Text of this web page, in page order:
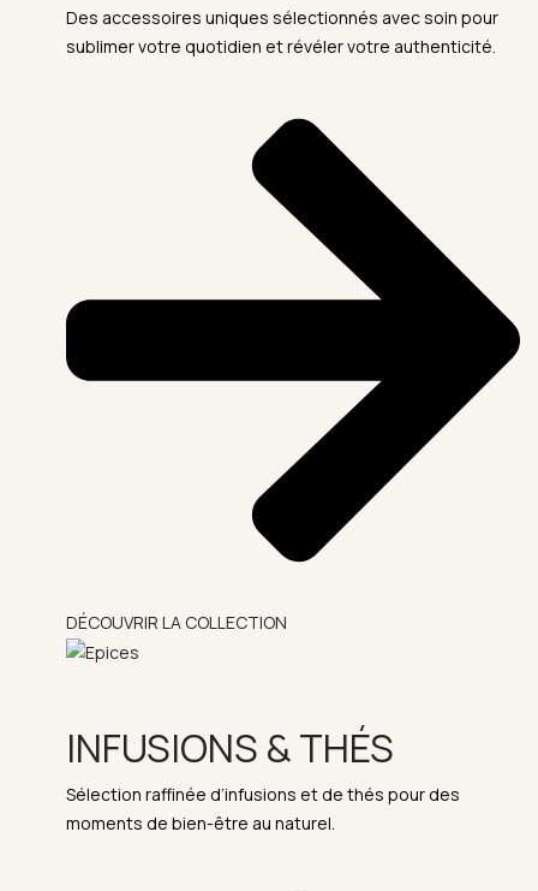
Des accessoires uniques sélectionnés avec soin pour
sublimer votre quotidien et révéler votre authenticité.
DÉCOUVRIR LA COLLECTION
INFUSIONS & THÉS
Sélection raffinée d’infusions et de thés pour des
moments de bien-être au naturel.